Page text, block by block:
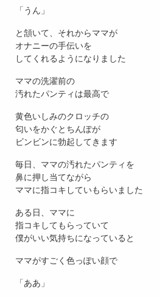
「うん」
と頷いて、それからママが
オナニーの手伝いを
してくれるようになりました
ママの洗濯前の
汚れたパンティは最高で
黄色いしみのクロッチの
匂いをかぐとちんぽが
ビンビンに勃起してきます
毎日、ママの汚れたパンティを
鼻に押し当てながら
ママに指コキしていもらいました
ある日、ママに
指コキしてもらっていて
僕がいい気持ちになっていると
ママがすごく色っぽい顔で
「ああ」